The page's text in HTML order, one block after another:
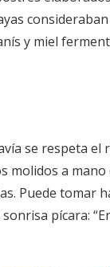
y miel
se respeta
molidos a
Puede tomar
pícara: